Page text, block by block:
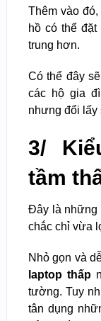
Thêm vào
hồ có thể
trung hơn.
Có thể đây
các hộ gia
nhưng đổi lấy
3/
tầm
Đây là những
chắc chỉ vừa
Nhỏ gọn và
laptop thấp
tường. Tuy
tân dụng